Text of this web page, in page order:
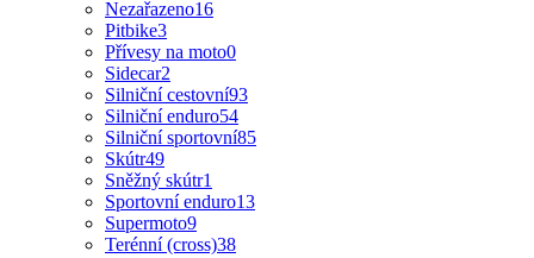
Nezařazeno16
Pitbike3
Přívesy na moto0
Sidecar2
Silniční cestovní93
Silniční enduro54
Silniční sportovní85
Skútr49
Sněžný skútr1
Sportovní enduro13
Supermoto9
Terénní (cross)38